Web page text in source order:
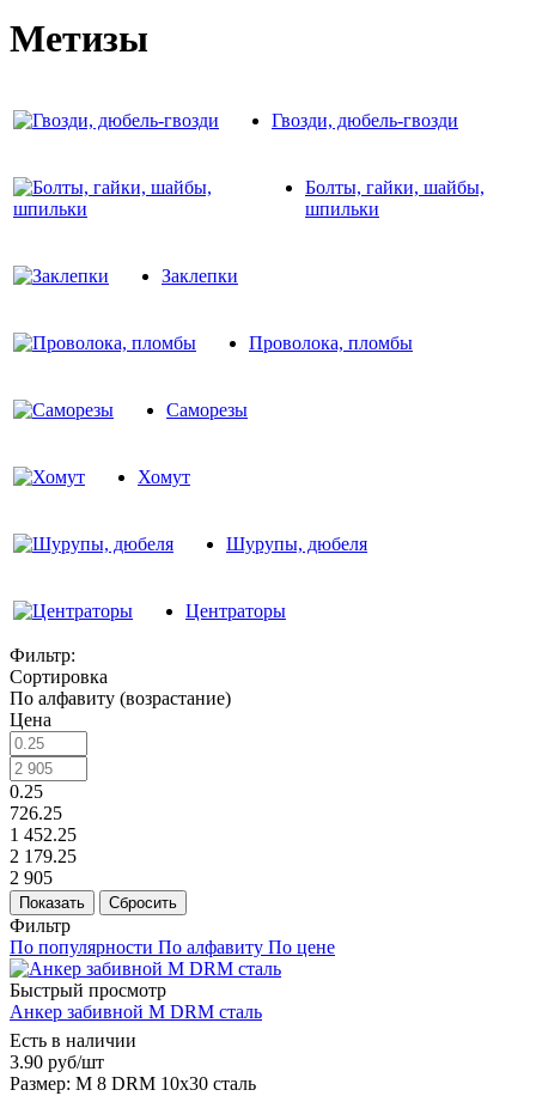
Метизы
Гвозди, дюбель-гвозди
Болты, гайки, шайбы,
шпильки
Заклепки
Проволока, пломбы
Саморезы
Хомут
Шурупы, дюбеля
Центраторы
Фильтр:
Сортировка
По алфавиту (возрастание)
Цена
0.25
726.25
1 452.25
2 179.25
2 905
Показать Сбросить
Фильтр
По популярности По алфавиту По цене
Быстрый просмотр
Анкер забивной M DRM сталь
Есть в наличии
3.90 руб/шт
Размер: M 8 DRM 10х30 сталь